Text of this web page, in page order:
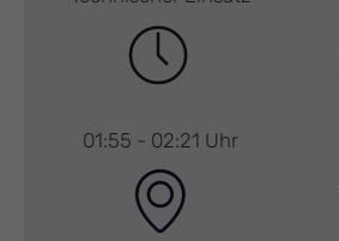
01:55 - 02:21 Uhr